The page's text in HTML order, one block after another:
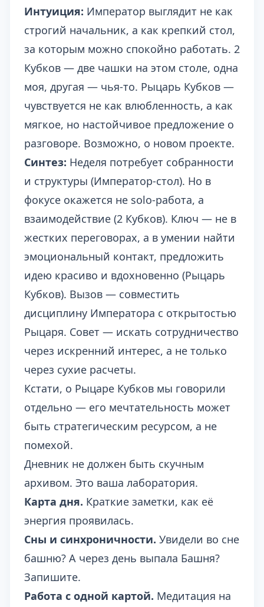
Интуиция: Император выглядит не как
строгий начальник, а как крепкий стол,
за которым можно спокойно работать. 2
Кубков — две чашки на этом столе, одна
моя, другая — чья-то. Рыцарь Кубков —
чувствуется не как влюбленность, а как
мягкое, но настойчивое предложение о
разговоре. Возможно, о новом проекте.
Синтез: Неделя потребует собранности
и структуры (Император-стол). Но в
фокусе окажется не solo-работа, а
взаимодействие (2 Кубков). Ключ — не в
жестких переговорах, а в умении найти
эмоциональный контакт, предложить
идею красиво и вдохновенно (Рыцарь
Кубков). Вызов — совместить
дисциплину Императора с открытостью
Рыцаря. Совет — искать сотрудничество
через искренний интерес, а не только
через сухие расчеты.
Кстати, о Рыцаре Кубков мы говорили
отдельно — его мечтательность может
быть стратегическим ресурсом, а не
помехой.
Дневник не должен быть скучным
архивом. Это ваша лаборатория.
Карта дня. Краткие заметки, как её
энергия проявилась.
Сны и синхроничности. Увидели во сне
башню? А через день выпала Башня?
Запишите.
Работа с одной картой. Медитация на